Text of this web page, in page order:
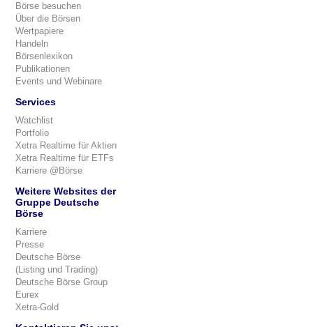
Börse besuchen
Über die Börsen
Wertpapiere
Handeln
Börsenlexikon
Publikationen
Events und Webinare
Services
Watchlist
Portfolio
Xetra Realtime für Aktien
Xetra Realtime für ETFs
Karriere @Börse
Weitere Websites der
Gruppe Deutsche
Börse
Karriere
Presse
Deutsche Börse
(Listing und Trading)
Deutsche Börse Group
Eurex
Xetra-Gold